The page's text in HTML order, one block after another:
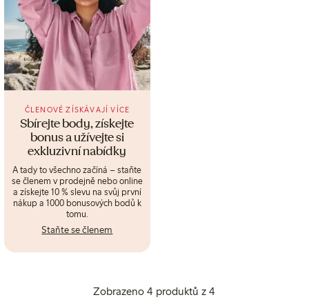
Sbírejte body, získejte
bonus a užívejte si
exkluzivní nabídky
ČLENOVÉ ZÍSKÁVAJÍ VÍCE
A tady to všechno začíná – staňte
se členem v prodejně nebo online
a získejte 10 % slevu na svůj první
nákup a 1000 bonusových bodů k
tomu.
Staňte se členem
Zobrazeno 4 produktů z 4